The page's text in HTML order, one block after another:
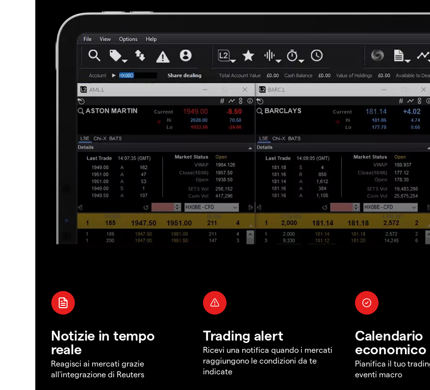
Notizie in tempo
reale
Reagisci ai mercati grazie
all'integrazione di Reuters
Trading alert
Ricevi una notifica quando i mercati
raggiungono le condizioni da te
indicate
Calendario
economico
Pianifica il tuo
eventi macro